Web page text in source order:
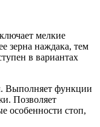
мелкие
зерна наждака, тем
в вариантах
функции
Позволяет
особенности стоп,